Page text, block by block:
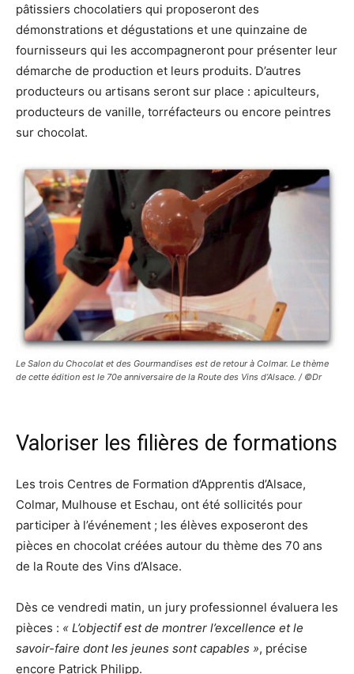
pâtissiers chocolatiers qui proposeront des
démonstrations et dégustations et une quinzaine de
fournisseurs qui les accompagneront pour présenter leur
démarche de production et leurs produits. D’autres
producteurs ou artisans seront sur place : apiculteurs,
producteurs de vanille, torréfacteurs ou encore peintres
sur chocolat.
Le Salon du Chocolat et des Gourmandises est de retour à Colmar. Le thème
de cette édition est le 70e anniversaire de la Route des Vins d’Alsace. / ©Dr
Valoriser les filières de formations
Les trois Centres de Formation d’Apprentis d’Alsace,
Colmar, Mulhouse et Eschau, ont été sollicités pour
participer à l’événement ; les élèves exposeront des
pièces en chocolat créées autour du thème des 70 ans
de la Route des Vins d’Alsace.
Dès ce vendredi matin, un jury professionnel évaluera les
pièces : « L’objectif est de montrer l’excellence et le
savoir-faire dont les jeunes sont capables », précise
encore Patrick Philipp.